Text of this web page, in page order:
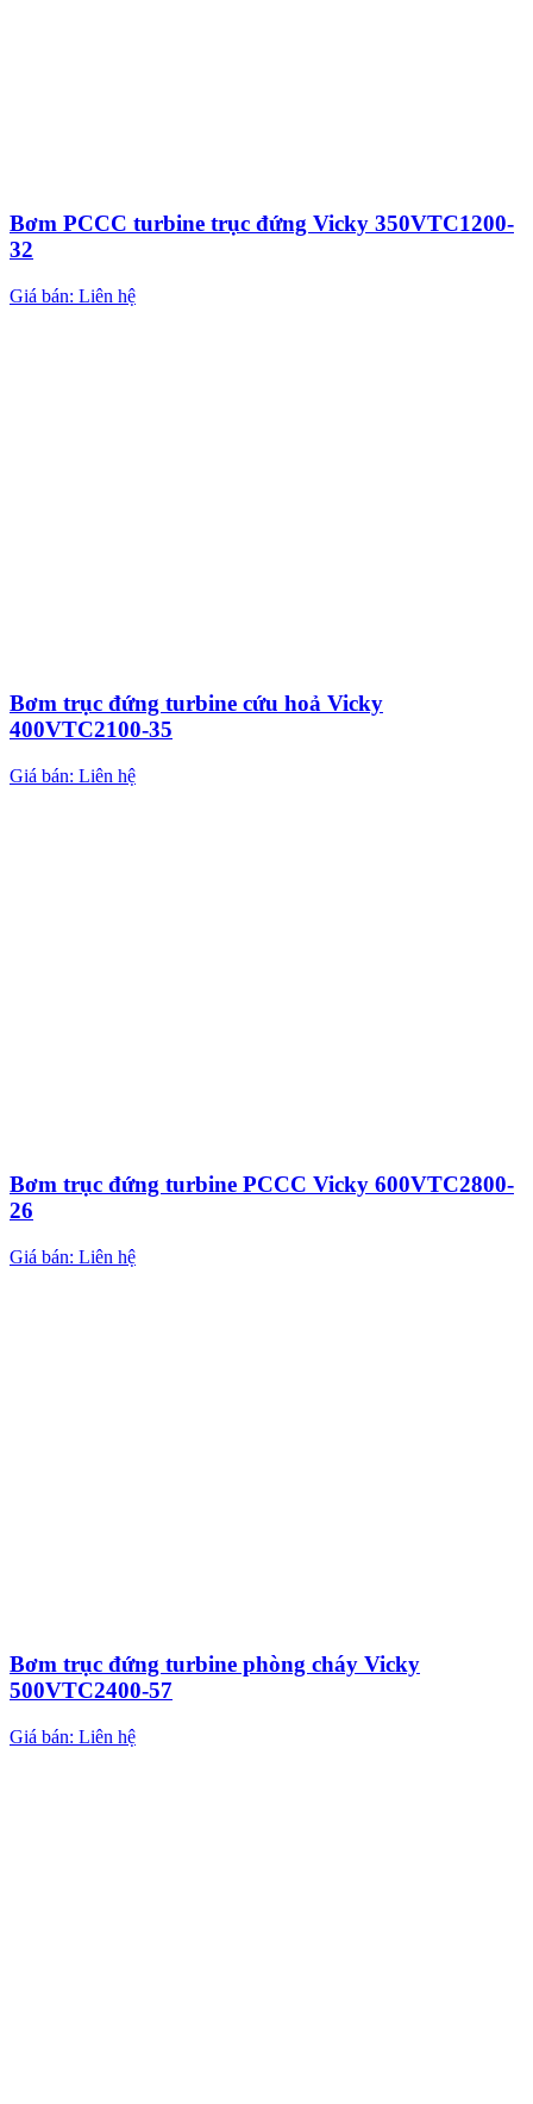
Bơm PCCC turbine trục đứng Vicky 350VTC1200-
32
Giá bán: Liên hệ
Bơm trục đứng turbine cứu hoả Vicky
400VTC2100-35
Giá bán: Liên hệ
Bơm trục đứng turbine PCCC Vicky 600VTC2800-
26
Giá bán: Liên hệ
Bơm trục đứng turbine phòng cháy Vicky
500VTC2400-57
Giá bán: Liên hệ